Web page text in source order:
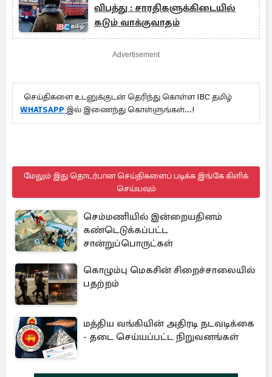
விபத்து : சாரதிகளுக்கிடையில்
கடும் வாக்குவாதம்
Advertisement
செய்திகளை உடனுக்குடன் தெரிந்து கொள்ள IBC தமிழ்
WHATSAPP இல் இணைந்து கொள்ளுங்கள்...!
மேலும் இது தொடர்பான செய்திகளைப் படிக்க இங்கே கிளிக்
செய்யவும்
செம்மணியில் இன்றையதினம்
கண்டெடுக்கப்பட்ட
சான்றுப்பொருட்கள்
கொழும்பு மெகசின் சிறைச்சாலையில்
பதற்றம்
மத்திய வங்கியின் அதிரடி நடவடிக்கை
- தடை செய்யப்பட்ட நிறுவனங்கள்